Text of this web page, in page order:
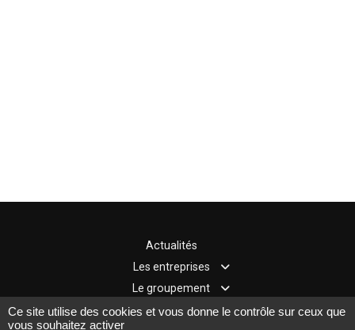
Actualités
Les entreprises
Rechercher
Pôle mécanique,
Le groupement
Les actions
Ce site utilise des cookies et vous donne le contrôle sur ceux que
vous souhaitez activer